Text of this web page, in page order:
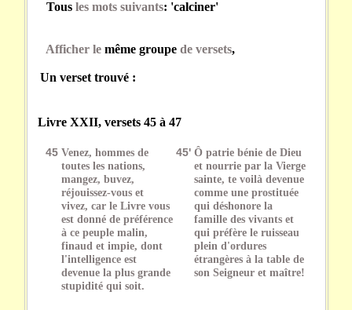
Tous les mots suivants: 'calciner'
Afficher le même groupede versets,
Un verset trouvé :
Livre XXII, versets 45 à 47
45 Venez, hommes de
toutes les nations,
mangez, buvez,
réjouissez-vous et
vivez, car le Livre vous
est donné de préférence
à ce peuple malin,
finaud et impie, dont
l'intelligence est
devenue la plus grande
stupidité qui soit.
45' Ô patrie bénie de Dieu
et nourrie par la Vierge
sainte, te voilà devenue
comme une prostituée
qui déshonore la
famille des vivants et
qui préfère le ruisseau
plein d'ordures
étrangères à la table de
son Seigneur et maître!